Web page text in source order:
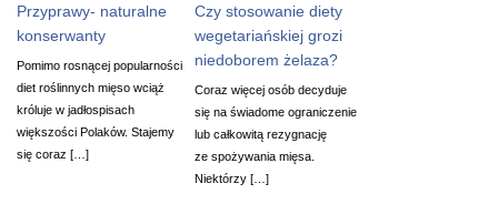
Przyprawy- naturalne
konserwanty
Pomimo rosnącej popularności
diet roślinnych mięso wciąż
króluje w jadłospisach
większości Polaków. Stajemy
się coraz […]
Czy stosowanie diety
wegetariańskiej grozi
niedoborem żelaza?
Coraz więcej osób decyduje
się na świadome ograniczenie
lub całkowitą rezygnację
ze spożywania mięsa.
Niektórzy […]